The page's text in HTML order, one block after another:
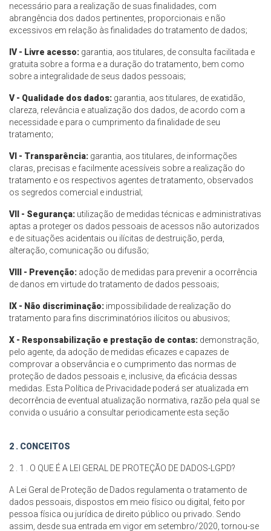
necessário para a realização de suas finalidades, com
abrangência dos dados pertinentes, proporcionais e não
excessivos em relação às finalidades do tratamento de dados;
IV - Livre acesso: garantia, aos titulares, de consulta facilitada e
gratuita sobre a forma e a duração do tratamento, bem como
sobre a integralidade de seus dados pessoais;
V - Qualidade dos dados: garantia, aos titulares, de exatidão,
clareza, relevância e atualização dos dados, de acordo com a
necessidade e para o cumprimento da finalidade de seu
tratamento;
VI - Transparência: garantia, aos titulares, de informações
claras, precisas e facilmente acessíveis sobre a realização do
tratamento e os respectivos agentes de tratamento, observados
os segredos comercial e industrial;
VII - Segurança: utilização de medidas técnicas e administrativas
aptas a proteger os dados pessoais de acessos não autorizados
e de situações acidentais ou ilícitas de destruição, perda,
alteração, comunicação ou difusão;
VIII - Prevenção: adoção de medidas para prevenir a ocorrência
de danos em virtude do tratamento de dados pessoais;
IX - Não discriminação: impossibilidade de realização do
tratamento para fins discriminatórios ilícitos ou abusivos;
X - Responsabilização e prestação de contas: demonstração,
pelo agente, da adoção de medidas eficazes e capazes de
comprovar a observância e o cumprimento das normas de
proteção de dados pessoais e, inclusive, da eficácia dessas
medidas. Esta Política de Privacidade poderá ser atualizada em
decorrência de eventual atualização normativa, razão pela qual se
convida o usuário a consultar periodicamente esta seção
2 . CONCEITOS
2 . 1 . O QUE É A LEI GERAL DE PROTEÇÃO DE DADOS-LGPD?
A Lei Geral de Proteção de Dados regulamenta o tratamento de
dados pessoais, dispostos em meio físico ou digital, feito por
pessoa física ou jurídica de direito público ou privado. Sendo
assim, desde sua entrada em vigor em setembro/2020, tornou-se